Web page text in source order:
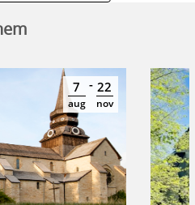
7
aug
- 22
nov